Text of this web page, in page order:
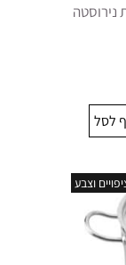
נירוסטה
לסל
וצבע